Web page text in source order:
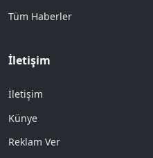
Tüm Haberler
İletişim
İletişim
Künye
Reklam Ver